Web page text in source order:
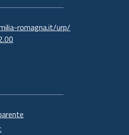
romagna.it/urp/